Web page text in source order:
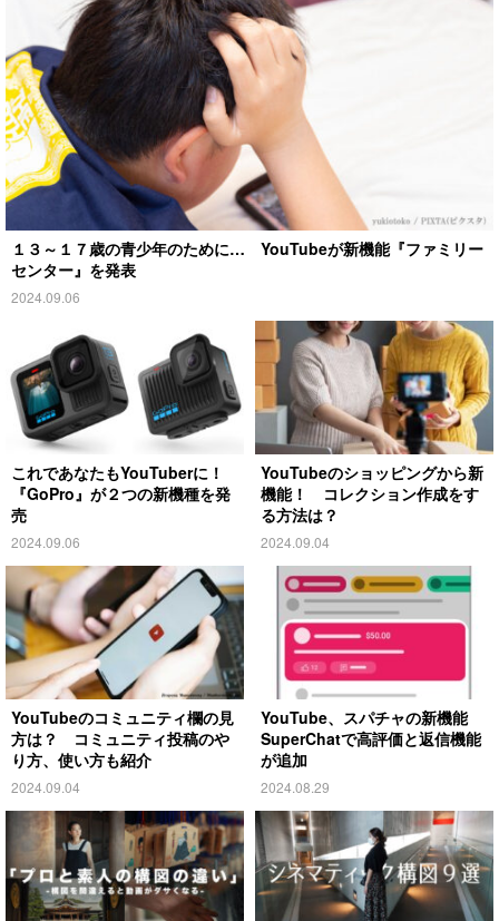
１３～１７歳の青少年のために… YouTubeが新機能『ファミリー
センター』を発表
2024.09.06
これであなたもYouTuberに！
『GoPro』が２つの新機種を発
売
2024.09.06
YouTubeのショッピングから新
機能！ コレクション作成をす
る方法は？
2024.09.04
YouTubeのコミュニティ欄の見
方は？ コミュニティ投稿のや
り方、使い方も紹介
2024.09.04
YouTube、スパチャの新機能
SuperChatで高評価と返信機能
が追加
2024.08.29